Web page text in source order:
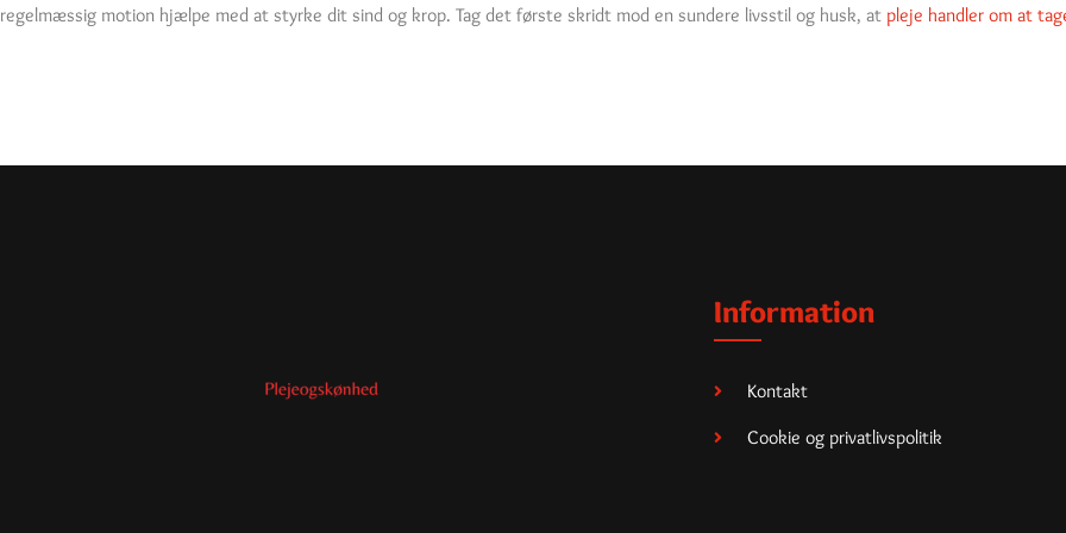
regelmæssig motion hjælpe med at styrke dit sind og krop. Tag det første skridt mod en sundere livsstil og husk, at pleje handler om at
Information
Kontakt
Cookie og privatlivspolitik